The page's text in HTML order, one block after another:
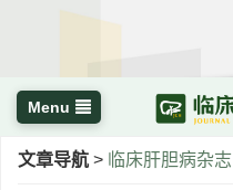
Menu
文章导航 > 临床肝胆病杂志